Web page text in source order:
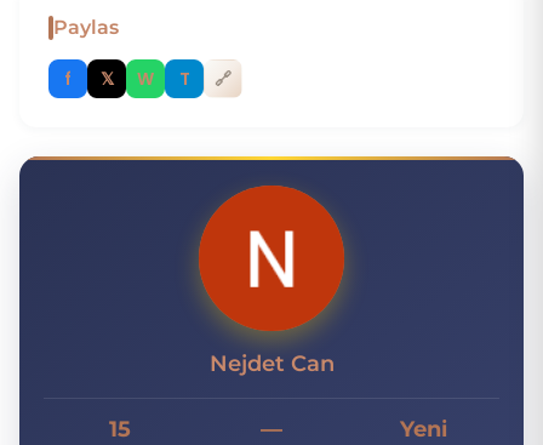
Paylas
f 𝕏 W T 🔗
N
Nejdet Can
15 — Yeni